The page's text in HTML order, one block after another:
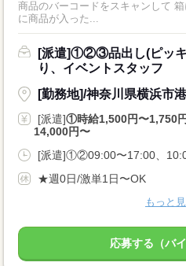
商品のバーコードをスキャンして
に商品が入った...
[派遣]①②③品出し(ピッキ
り、イベントスタッフ
[勤務地]/神奈川県横浜市
[派遣]①時給1,500円〜1,750
14,000円〜
★週0日/激単1日〜OK
もっと
応募する（バ